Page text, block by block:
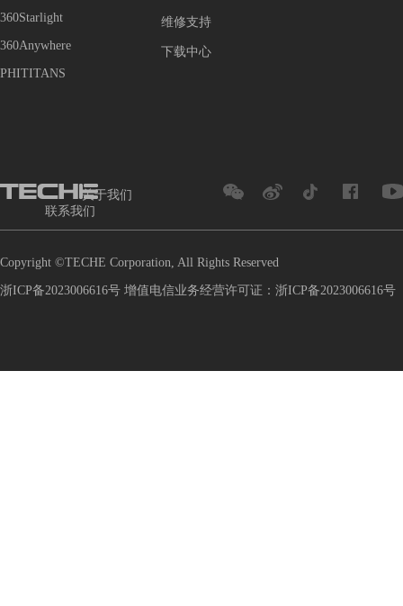
360Starlight
360Anywhere
PHITITANS
维修支持
下载中心
关于我们
联系我们
Copyright ©TECHE Corporation, All Rights Reserved
浙ICP备2023006616号 增值电信业务经营许可证：浙ICP备2023006616号